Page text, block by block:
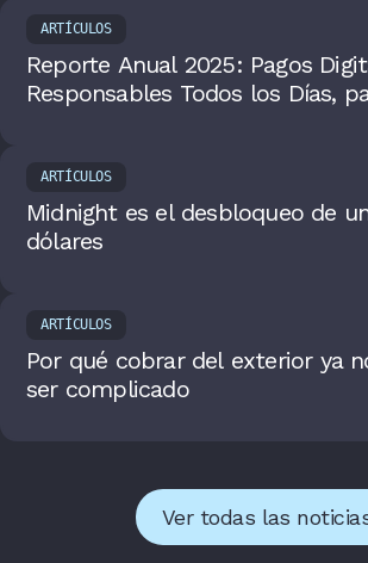
ARTÍCULOS
Reporte Anual 2025: Pagos
Responsables Todos los Días,
ARTÍCULOS
Midnight es el desbloqueo de
dólares
ARTÍCULOS
Por qué cobrar del exterior ya
ser complicado
Ver todas las